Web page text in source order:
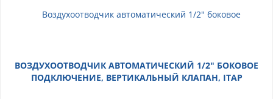
ВОЗДУХООТВОДЧИК АВТОМАТИЧЕСКИЙ 1/2" БОКОВОЕ
ПОДКЛЮЧЕНИЕ, ВЕРТИКАЛЬНЫЙ КЛАПАН, ITAP